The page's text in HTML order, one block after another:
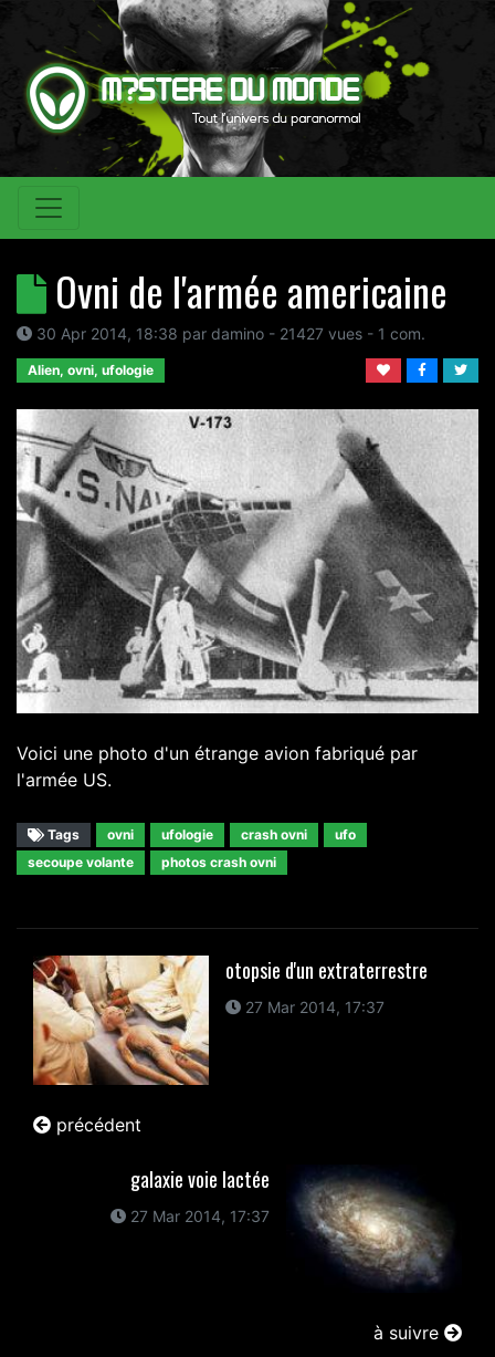
Ovni de l'armée americaine
30 Apr 2014, 18:38 par damino - 21427 vues - 1 com.
Alien, ovni, ufologie
Voici une photo d'un étrange avion fabriqué par
l'armée US.
Tags ovni ufologie crash ovni
ufo
secoupe volante
photos crash ovni
otopsie d'un extraterrestre
27 Mar 2014, 17:37
précédent
galaxie voie lactée
27 Mar 2014, 17:37
à suivre